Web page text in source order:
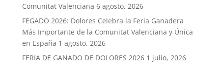
Comunitat Valenciana 6 agosto, 2026
FEGADO 2026: Dolores Celebra la Feria Ganadera
Más Importante de la Comunitat Valenciana y Única
en España 1 agosto, 2026
FERIA DE GANADO DE DOLORES 2026 1 julio, 2026